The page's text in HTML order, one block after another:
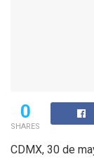
0
SHARES
CDMX, 30 de